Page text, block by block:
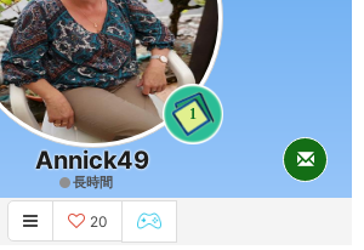
1
Annick49
長時間
20